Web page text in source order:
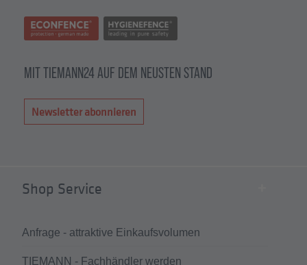
MIT TIEMANN24 AUF DEM NEUSTEN STAND
Newsletter abonnieren
Shop Service
Anfrage - attraktive Einkaufsvolumen
TIEMANN - Fachhändler werden